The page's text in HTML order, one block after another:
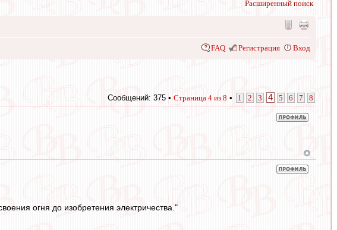
Расширенный поиск
FAQ Регистрация Вход
Сообщений: 375 • Страница 4 из 8 • 1 2 3 4 5 6 7 8
огня до изобретения электричества."